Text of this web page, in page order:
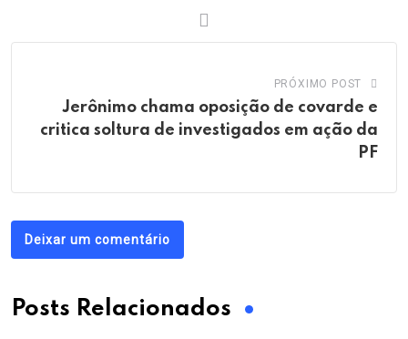
PRÓXIMO POST
Jerônimo chama oposição de covarde e
critica soltura de investigados em ação da
PF
Deixar um comentário
Posts Relacionados